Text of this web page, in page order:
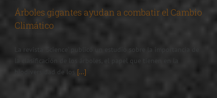
Árboles gigantes ayudan a combatir el Cambio
Climático
La revista 'Science' publicó un estudio sobre la importancia de
la clasificación de los árboles, el papel que tienen en la
biodiversidad de los [...]